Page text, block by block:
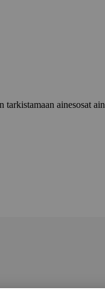
ainesosat